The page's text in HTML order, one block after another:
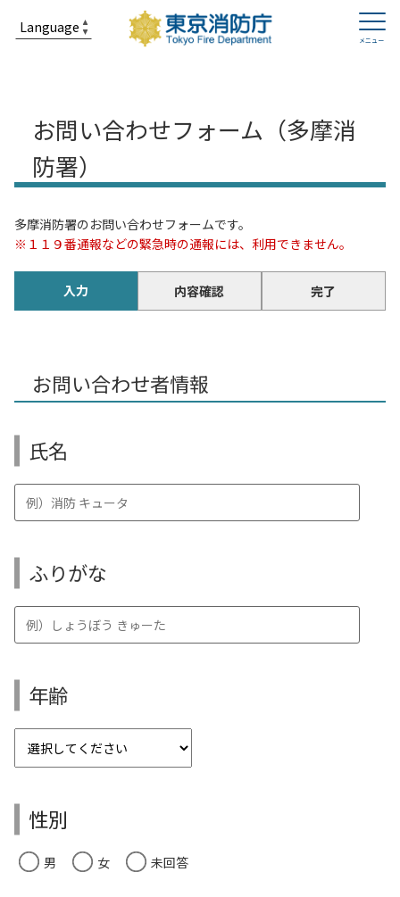
お問い合わせフォーム（多摩消
防署）
多摩消防署のお問い合わせフォームです。
※１１９番通報などの緊急時の通報には、利用できません。
入力 内容確認 完了
お問い合わせ者情報
氏名
ふりがな
年齢
性別
男 女 未回答